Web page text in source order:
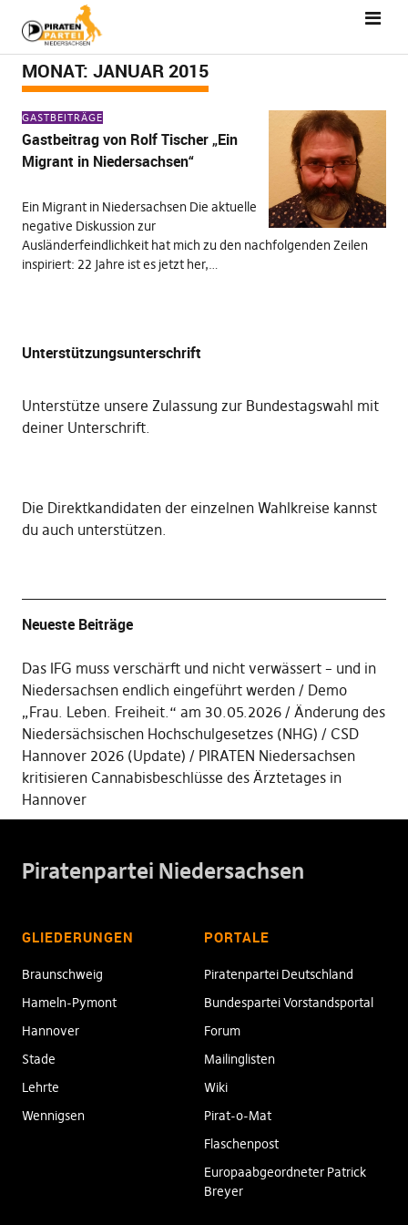
MONAT: JANUAR 2015
GASTBEITRÄGE
Gastbeitrag von Rolf Tischer „Ein
Migrant in Niedersachsen“
Ein Migrant in Niedersachsen Die aktuelle
negative Diskussion zur
Ausländerfeindlichkeit hat mich zu den nachfolgenden Zeilen
inspiriert: 22 Jahre ist es jetzt her,…
Unterstützungsunterschrift
Unterstütze unsere Zulassung zur Bundestagswahl mit
deiner Unterschrift.
Die Direktkandidaten der einzelnen Wahlkreise kannst
du auch unterstützen.
Neueste Beiträge
Das IFG muss verschärft und nicht verwässert – und in
Niedersachsen endlich eingeführt werden
Demo
„Frau. Leben. Freiheit.“ am 30.05.2026
Änderung des
Niedersächsischen Hochschulgesetzes (NHG)
CSD
Hannover 2026 (Update)
PIRATEN Niedersachsen
kritisieren Cannabisbeschlüsse des Ärztetages in
Hannover
Piratenpartei Niedersachsen
GLIEDERUNGEN
Braunschweig
Hameln-Pymont
Hannover
Stade
Lehrte
Wennigsen
PORTALE
Piratenpartei Deutschland
Bundespartei Vorstandsportal
Forum
Mailinglisten
Wiki
Pirat-o-Mat
Flaschenpost
Europaabgeordneter Patrick
Breyer